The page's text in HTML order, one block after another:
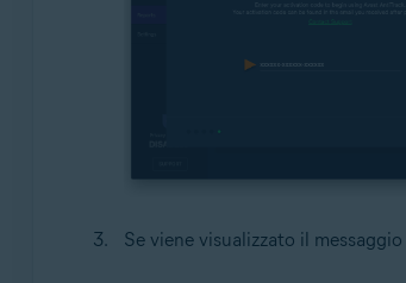
Se viene visualizzato il messaggio